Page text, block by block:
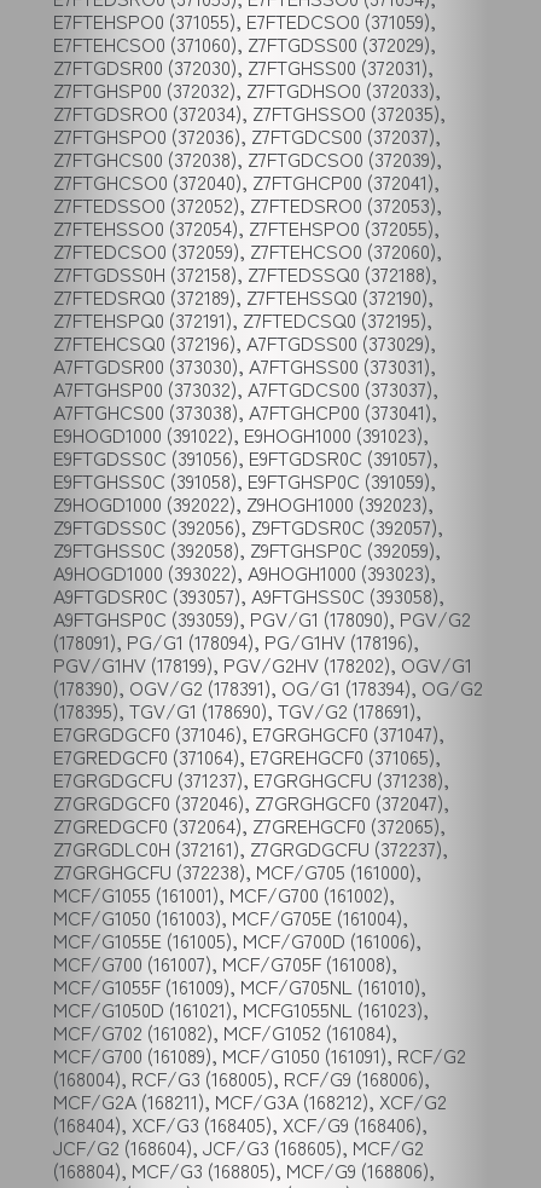
E7FTEHSPO0 (371055), E7FTEDCSO0 (371059),
E7FTEHCSO0 (371060), Z7FTGDSS00 (372029),
Z7FTGDSR00 (372030), Z7FTGHSS00 (372031),
Z7FTGHSP00 (372032), Z7FTGDHSO0 (372033),
Z7FTGDSRO0 (372034), Z7FTGHSSO0 (372035),
Z7FTGHSPO0 (372036), Z7FTGDCS00 (372037),
Z7FTGHCS00 (372038), Z7FTGDCSO0 (372039),
Z7FTGHCSO0 (372040), Z7FTGHCP00 (372041),
Z7FTEDSSO0 (372052), Z7FTEDSRO0 (372053),
Z7FTEHSSO0 (372054), Z7FTEHSPO0 (372055),
Z7FTEDCSO0 (372059), Z7FTEHCSO0 (372060),
Z7FTGDSS0H (372158), Z7FTEDSSQ0 (372188),
Z7FTEDSRQ0 (372189), Z7FTEHSSQ0 (372190),
Z7FTEHSPQ0 (372191), Z7FTEDCSQ0 (372195),
Z7FTEHCSQ0 (372196), A7FTGDSS00 (373029),
A7FTGDSR00 (373030), A7FTGHSS00 (373031),
A7FTGHSP00 (373032), A7FTGDCS00 (373037),
A7FTGHCS00 (373038), A7FTGHCP00 (373041),
E9HOGD1000 (391022), E9HOGH1000 (391023),
E9FTGDSS0C (391056), E9FTGDSR0C (391057),
E9FTGHSS0C (391058), E9FTGHSP0C (391059),
Z9HOGD1000 (392022), Z9HOGH1000 (392023),
Z9FTGDSS0C (392056), Z9FTGDSR0C (392057),
Z9FTGHSS0C (392058), Z9FTGHSP0C (392059),
A9HOGD1000 (393022), A9HOGH1000 (393023),
A9FTGDSR0C (393057), A9FTGHSS0C (393058),
A9FTGHSP0C (393059), PGV/G1 (178090), PGV/G2
(178091), PG/G1 (178094), PG/G1HV (178196),
PGV/G1HV (178199), PGV/G2HV (178202), OGV/G1
(178390), OGV/G2 (178391), OG/G1 (178394), OG/G2
(178395), TGV/G1 (178690), TGV/G2 (178691),
E7GRGDGCF0 (371046), E7GRGHGCF0 (371047),
E7GREDGCF0 (371064), E7GREHGCF0 (371065),
E7GRGDGCFU (371237), E7GRGHGCFU (371238),
Z7GRGDGCF0 (372046), Z7GRGHGCF0 (372047),
Z7GREDGCF0 (372064), Z7GREHGCF0 (372065),
Z7GRGDLC0H (372161), Z7GRGDGCFU (372237),
Z7GRGHGCFU (372238), MCF/G705 (161000),
MCF/G1055 (161001), MCF/G700 (161002),
MCF/G1050 (161003), MCF/G705E (161004),
MCF/G1055E (161005), MCF/G700D (161006),
MCF/G700 (161007), MCF/G705F (161008),
MCF/G1055F (161009), MCF/G705NL (161010),
MCF/G1050D (161021), MCFG1055NL (161023),
MCF/G702 (161082), MCF/G1052 (161084),
MCF/G700 (161089), MCF/G1050 (161091), RCF/G2
(168004), RCF/G3 (168005), RCF/G9 (168006),
MCF/G2A (168211), MCF/G3A (168212), XCF/G2
(168404), XCF/G3 (168405), XCF/G9 (168406),
JCF/G2 (168604), JCF/G3 (168605), MCF/G2
(168804), MCF/G3 (168805), MCF/G9 (168806),